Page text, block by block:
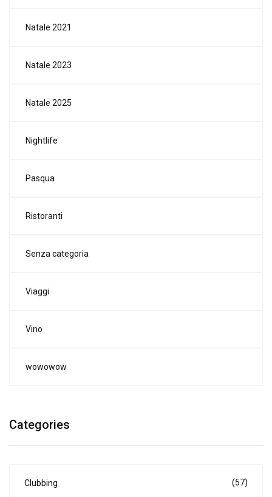
Natale 2021
Natale 2023
Natale 2025
Nightlife
Pasqua
Ristoranti
Senza categoria
Viaggi
Vino
wowowow
Categories
Clubbing (57)